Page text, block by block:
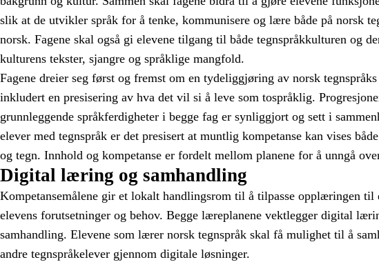
slik at de utvikler språk for å tenke, kommunisere og lære både på norsk
norsk. Fagene skal også gi elevene tilgang til både tegnspråkkulturen og
kulturens tekster, sjangre og språklige mangfold.
Fagene dreier seg først og fremst om en tydeliggjøring av norsk tegnspråks
inkludert en presisering av hva det vil si å leve som tospråklig.
grunnleggende språkferdigheter i begge fag er synliggjort og sett i
elever med tegnspråk er det presisert at muntlig kompetanse kan vises
og tegn. Innhold og kompetanse er fordelt mellom planene for å unngå
Digital læring og samhandling
Kompetansemålene gir et lokalt handlingsrom til å tilpasse opplæringen til
elevens forutsetninger og behov. Begge læreplanene vektlegger digital
samhandling. Elevene som lærer norsk tegnspråk skal få mulighet til å
andre tegnspråkelever gjennom digitale løsninger.